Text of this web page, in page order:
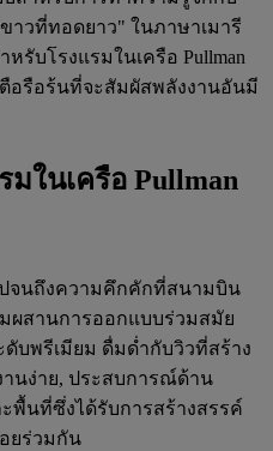
าวที่ทอดยาว" ในภาษาเมารี
รับโรงแรมในเครือ Pullman
อรือร้นที่จะสัมผัสพลังงานอันมี
ในเครือ Pullman
จนถึงความคึกคักที่สนามบิน
ผสานการออกแบบร่วมสมัย
บพรีเมียม ดื่มด่ำกับวิวที่สร้าง
านง่าย, ประสบการณ์ด้าน
พื้นที่ซึ่งได้รับการสร้างสรรค์
ยร่วมกัน